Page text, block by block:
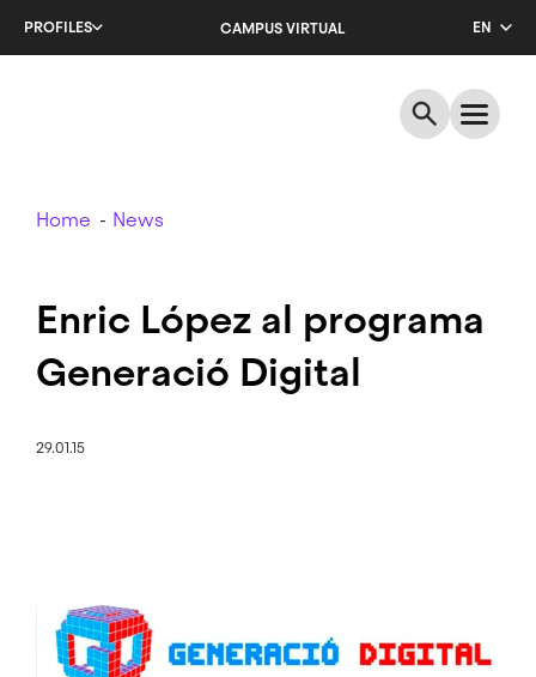
PROFILES CAMPUS VIRTUAL
EN
ES
Breadcrumb
Home News
Enric López al programa
Generació Digital
29.01.15